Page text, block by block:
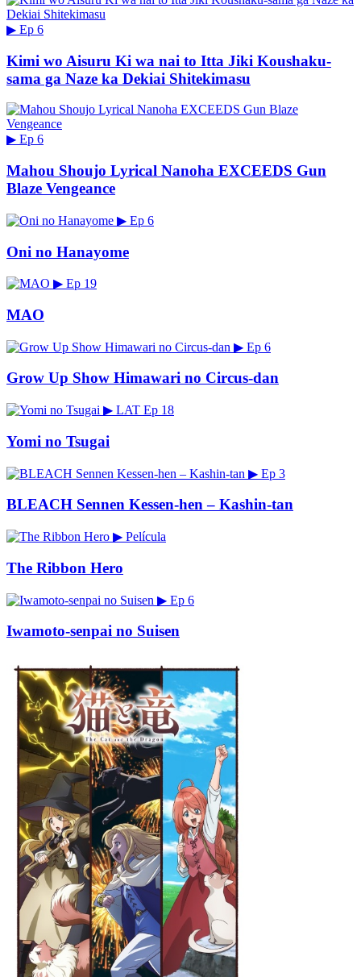
▶ Ep 6
Kimi wo Aisuru Ki wa nai to Itta Jiki Koushaku-
sama ga Naze ka Dekiai Shitekimasu
▶ Ep 6
Mahou Shoujo Lyrical Nanoha EXCEEDS Gun
Blaze Vengeance
▶ Ep 6
Oni no Hanayome
▶ Ep 19
MAO
▶ Ep 6
Grow Up Show Himawari no Circus-dan
▶ LAT Ep 18
Yomi no Tsugai
▶ Ep 3
BLEACH Sennen Kessen-hen – Kashin-tan
▶ Película
The Ribbon Hero
▶ Ep 6
Iwamoto-senpai no Suisen